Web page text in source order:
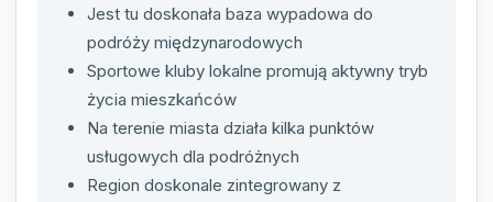
Jest tu doskonała baza wypadowa do
podróży międzynarodowych
Sportowe kluby lokalne promują aktywny tryb
życia mieszkańców
Na terenie miasta działa kilka punktów
usługowych dla podróżnych
Region doskonale zintegrowany z